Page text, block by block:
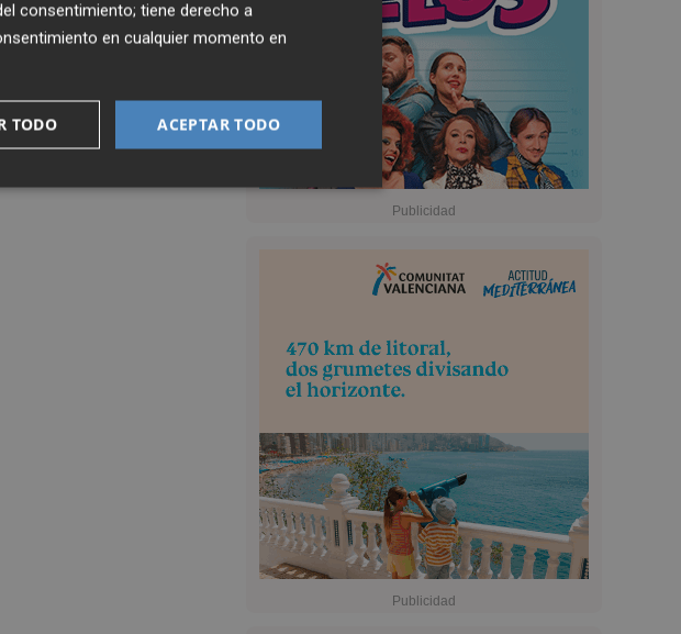
consentimiento; tiene derecho a
en cualquier momento en
ACEPTAR TODO
TODO